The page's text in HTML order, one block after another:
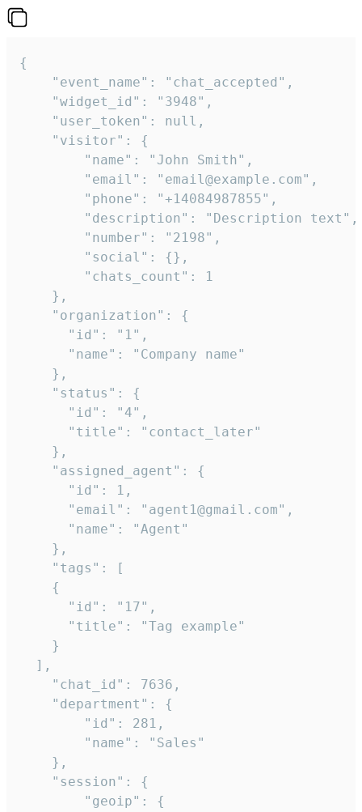
{
    "event_name": "chat_accepted",
    "widget_id": "3948",
    "user_token": null,
    "visitor": {
        "name": "John Smith",
        "email": "email@example.com",
        "phone": "+14084987855",
        "description": "Description text",
        "number": "2198",
        "social": {},
        "chats_count": 1
    },
    "organization": {
      "id": "1",
      "name": "Company name"
    },
    "status": {
      "id": "4",
      "title": "contact_later"
    },
    "assigned_agent": {
      "id": 1,
      "email": "agent1@gmail.com",
      "name": "Agent"
    },
    "tags": [
    {
      "id": "17",
      "title": "Tag example"
    }
  ],
    "chat_id": 7636,
    "department": {
        "id": 281,
        "name": "Sales"
    },
    "session": {
        "geoip": {